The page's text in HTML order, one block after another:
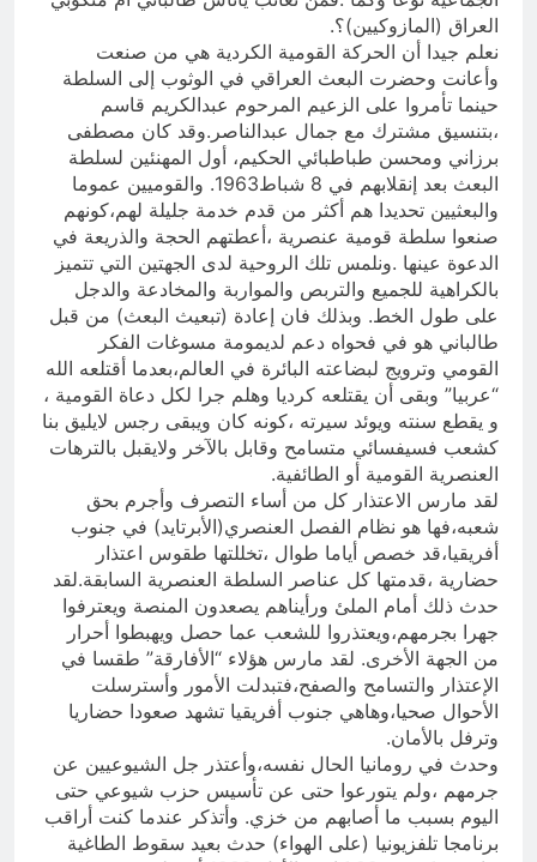
العراق (المازوكيين)؟.
نعلم جيدا أن الحركة القومية الكردية هي من صنعت
وأعانت وحضرت البعث العراقي في الوثوب إلى السلطة
حينما تأمروا على الزعيم المرحوم عبدالكريم قاسم
،بتنسيق مشترك مع جمال عبدالناصر.وقد كان مصطفى
برزاني ومحسن طباطبائي الحكيم، أول المهنئين لسلطة
البعث بعد إنقلابهم في 8 شباط1963. والقوميين عموما
والبعثيين تحديدا هم أكثر من قدم خدمة جليلة لهم،كونهم
صنعوا سلطة قومية عنصرية ،أعطتهم الحجة والذريعة في
الدعوة عينها .ونلمس تلك الروحية لدى الجهتين التي تتميز
بالكراهية للجميع والتربص والمواربة والمخادعة والدجل
على طول الخط. وبذلك فان إعادة (تبعيث البعث) من قبل
طالباني هو في فحواه دعم لديمومة مسوغات الفكر
القومي وترويج لبضاعته البائرة في العالم،بعدما أقتلعه الله
“عربيا” وبقى أن يقتلعه كرديا وهلم جرا لكل دعاة القومية ،
و يقطع سنته ويوئد سيرته ،كونه كان ويبقى رجس لايليق بنا
كشعب فسيفسائي متسامح وقابل بالآخر ولايقبل بالترهات
العنصرية القومية أو الطائفية.
لقد مارس الاعتذار كل من أساء التصرف وأجرم بحق
شعبه،فها هو نظام الفصل العنصري(الأبرتايد) في جنوب
أفريقيا،قد خصص أياما طوال ،تخللتها طقوس اعتذار
حضارية ،قدمتها كل عناصر السلطة العنصرية السابقة.لقد
حدث ذلك أمام الملئ ورأيناهم يصعدون المنصة ويعترفوا
جهرا بجرمهم،ويعتذروا للشعب عما حصل ويهبطوا أحرار
من الجهة الأخرى. لقد مارس هؤلاء “الأفارقة” طقسا في
الإعتذار والتسامح والصفح،فتبدلت الأمور وأسترسلت
الأحوال صحيا،وهاهي جنوب أفريقيا تشهد صعودا حضاريا
وترفل بالأمان.
وحدث في رومانيا الحال نفسه،وأعتذر جل الشيوعيين عن
جرمهم ،ولم يتورعوا حتى عن تأسيس حزب شيوعي حتى
اليوم بسبب ما أصابهم من خزي. وأتذكر عندما كنت أراقب
برنامجا تلفزيونيا (على الهواء) حدث بعيد سقوط الطاغية